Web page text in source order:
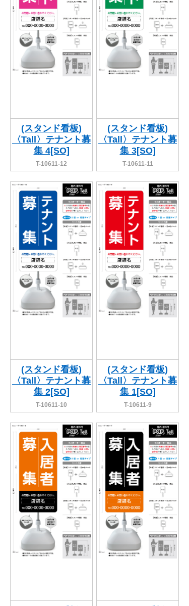
(スタンド看板)
〈Tall〉テナント募
集 4[SO]
T-10611-12
(スタンド看板)
〈Tall〉テナント募
集 3[SO]
T-10611-11
(スタンド看板)
〈Tall〉テナント募
集 2[SO]
T-10611-10
(スタンド看板)
〈Tall〉テナント募
集 1[SO]
T-10611-9